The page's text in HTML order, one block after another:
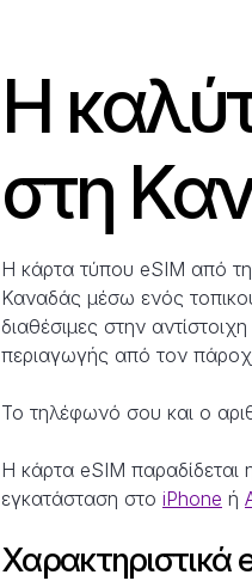
Η
στη
Η κάρτα τύπου eSIM από
Καναδάς μέσω ενός
διαθέσιμες στην
περιαγωγής από τον
Το τηλέφωνό σου και ο
Η κάρτα eSIM παραδίδεται
εγκατάσταση στο iPhone ή
Χαρακτηριστικά